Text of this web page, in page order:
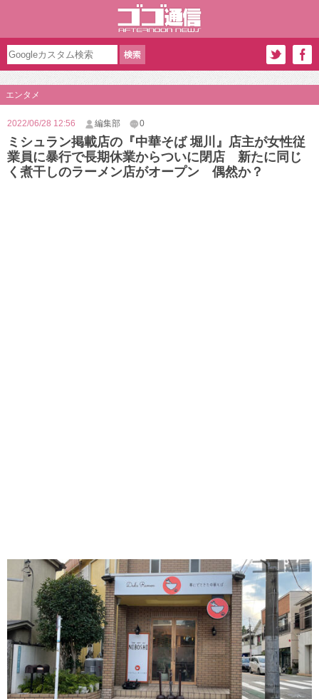
エンタメ
2022/06/28 12:56 編集部 0
ミシュラン掲載店の『中華そば 堀川』店主が女性従
業員に暴行で長期休業からついに閉店 新たに同じ
く煮干しのラーメン店がオープン 偶然か？